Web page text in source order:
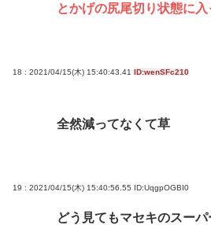
とかげの尻尾切り状態に入
18 : 2021/04/15(木) 15:40:43.41 ID:wenSFc210
全然減ってなくて草
19 : 2021/04/15(木) 15:40:56.55 ID:UqgpOGBI0
どう見てもマセキのスーパ